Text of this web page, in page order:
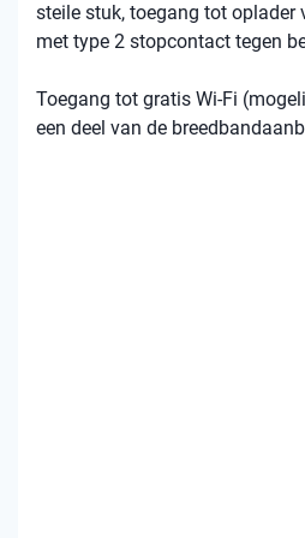
steile stuk, toegang tot oplader
met type 2 stopcontact tegen
Toegang tot gratis Wi-Fi
een deel van de